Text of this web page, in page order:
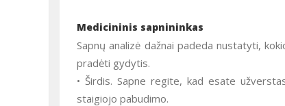
Medicininis sapnininkas
Sapnų analizė dažnai padeda nustatyti, kokios sveikatos problemos gali kilti artimiausioje ateityje, ir nukreipia laiku
pradėti gydytis.
• Širdis. Sapne regite, kad esate
staigiojo pabudimo.